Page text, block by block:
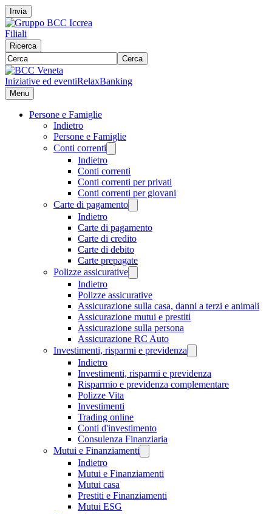
Invia
Filiali
Ricerca
Cerca
Iniziative ed eventiRelaxBanking
Menu
Persone e Famiglie
Indietro
Persone e Famiglie
Conti correnti
Indietro
Conti correnti
Conti correnti per privati
Conti correnti per giovani
Carte di pagamento
Indietro
Carte di pagamento
Carte di credito
Carte di debito
Carte prepagate
Polizze assicurative
Indietro
Polizze assicurative
Assicurazione sulla casa, danni a terzi e animali
Assicurazione mutui e prestiti
Assicurazione sulla persona
Assicurazione RC Auto
Investimenti, risparmi e previdenza
Indietro
Investimenti, risparmi e previdenza
Risparmio e previdenza complementare
Polizze Vita
Investimenti
Trading online
Conti d'investimento
Consulenza Finanziaria
Mutui e Finanziamenti
Indietro
Mutui e Finanziamenti
Mutui casa
Prestiti e Finanziamenti
Mutui ESG